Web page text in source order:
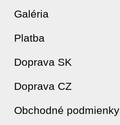
Galéria
Platba
Doprava SK
Doprava CZ
Obchodné podmienky